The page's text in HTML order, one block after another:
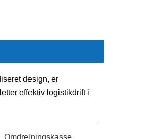
design, er
effektiv logistikdrift i
Omdrejningskasse